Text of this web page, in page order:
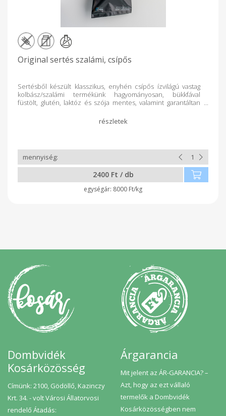
Original sertés szalámi, csípős
Sertésből készült klasszikus, enyhén csípős ízvilágú vastag
kolbász/szalámi termékünk hagyományosan, bükkfával
füstölt, glutén, laktóz és szója mentes, valamint garantáltan
2400 Ft / db
8000 Ft/kg
Dombvidék
Kosárközösség
Címünk: 2100, Gödöllő, Kazinczy
Krt. 34. - volt Városi Állatorvosi
rendelő Átadás:
Árgarancia
Mit jelent az ÁR-GARANCIA? –
Azt, hogy az ezt vállaló
termelők a Dombvidék
Kosárközösségben nem